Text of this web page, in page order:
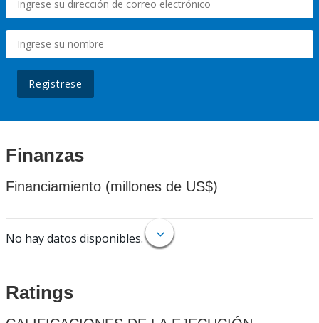
Regístrese
Finanzas
Financiamiento (millones de US$)
No hay datos disponibles.
Ratings